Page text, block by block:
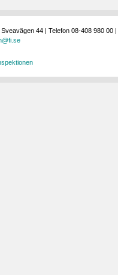
44 | Telefon 08-408 980 00 |